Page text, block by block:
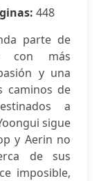
448
parte de
con más
y una
caminos de
a
sigue
y Aerin no
de sus
imposible,